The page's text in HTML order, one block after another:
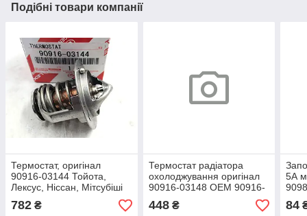
Подібні товари компанії
Термостат, оригінал
90916-03144 Тойота,
Лексус, Ніссан, Мітсубіші
2000-2024
782 ₴
Термостат радіатора
охолоджування оригінал
90916-03148 OEM 90916-
03148, 90916-03136
Тойота Камрі, РА
448₴
5А
84